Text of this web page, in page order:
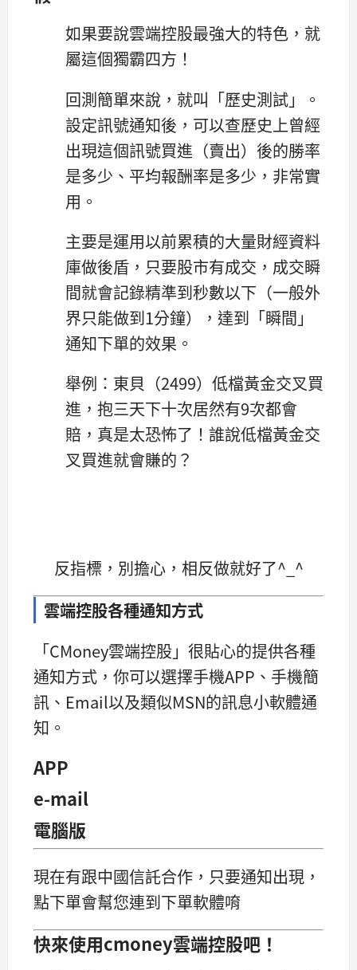
如果要說雲端控股最強大的特色，就
屬這個獨霸四方！
回測簡單來說，就叫「歷史測試」。
設定訊號通知後，可以查歷史上曾經
出現這個訊號買進（賣出）後的勝率
是多少、平均報酬率是多少，非常實
用。
主要是運用以前累積的大量財經資料
庫做後盾，只要股市有成交，成交瞬
間就會記錄精準到秒數以下（一般外
界只能做到1分鐘），達到「瞬間」
通知下單的效果。
舉例：東貝（2499）低檔黃金交叉買
進，抱三天下十次居然有9次都會
賠，真是太恐怖了！誰說低檔黃金交
叉買進就會賺的？
反指標，別擔心，相反做就好了^_^
雲端控股各種通知方式
「CMoney雲端控股」很貼心的提供各種
通知方式，你可以選擇手機APP、手機簡
訊、Email以及類似MSN的訊息小軟體通
知。
APP
e-mail
電腦版
現在有跟中國信託合作，只要通知出現，
點下單會幫您連到下單軟體唷
快來使用cmoney雲端控股吧！